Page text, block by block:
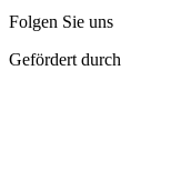
Folgen Sie uns
Gefördert durch